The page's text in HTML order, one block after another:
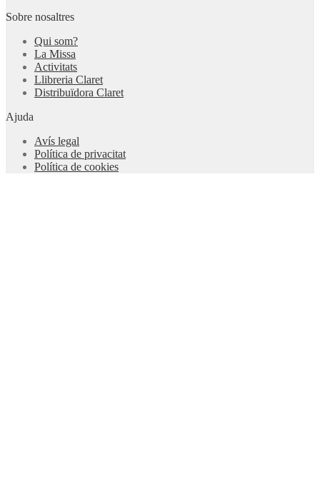
Sobre nosaltres
Qui som?
La Missa
Activitats
Llibreria Claret
Distribuïdora Claret
Ajuda
Avís legal
Política de privacitat
Política de cookies